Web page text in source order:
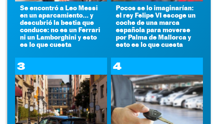
Se encontró a Leo Messi
en un aparcamiento... y
descubrió la bestia que
conduce: no es un Ferrari
ni un Lamborghini y esto
es lo que cuesta
Pocos se lo imaginarían:
el rey Felipe VI escoge un
coche de una marca
española para moverse
por Palma de Mallorca y
esto es lo que cuesta
3 4